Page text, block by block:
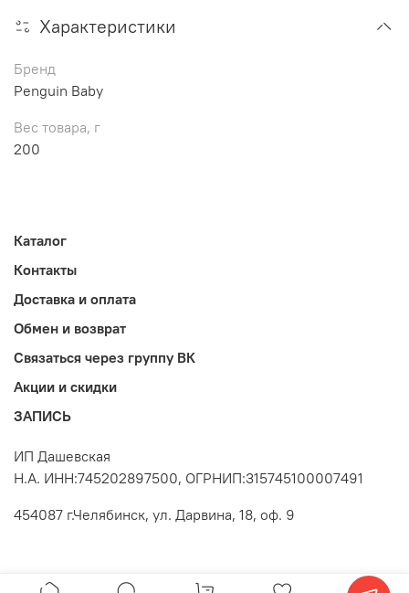
Характеристики
Бренд
Penguin Baby
Вес товара, г
200
Каталог
Контакты
Доставка и оплата
Обмен и возврат
Связаться через группу ВК
Акции и скидки
ЗАПИСЬ
ИП Дашевская
Н.А. ИНН:745202897500, ОГРНИП:315745100007491
454087 г.Челябинск, ул. Дарвина, 18, оф. 9